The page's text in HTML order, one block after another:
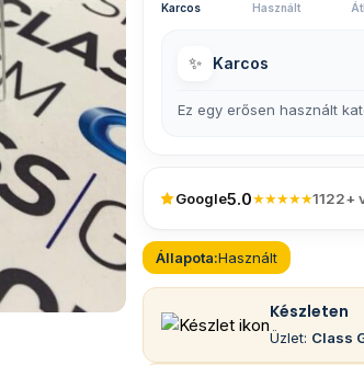
Karcos Használt
✨ Karcos
Ez egy erősen használt
Google5.0★★★★★1122+
Állapota:Használt
Készleten
Üzlet: Class